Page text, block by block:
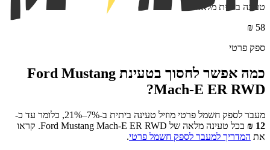
טעינה ביתית מלאה
58
₪
ספק פרטי
כמה אפשר לחסוך בטעינת Ford Mustang
Mach-E ER RWD
?
מעבר לספק חשמל פרטי מוזיל טעינה ביתית ב-7%–21%, כלומר עד כ-
12
₪ בכל טעינה מלאה של Ford Mustang Mach-E ER RWD. קראו
את המדריך למעבר לספק חשמל פרטי.